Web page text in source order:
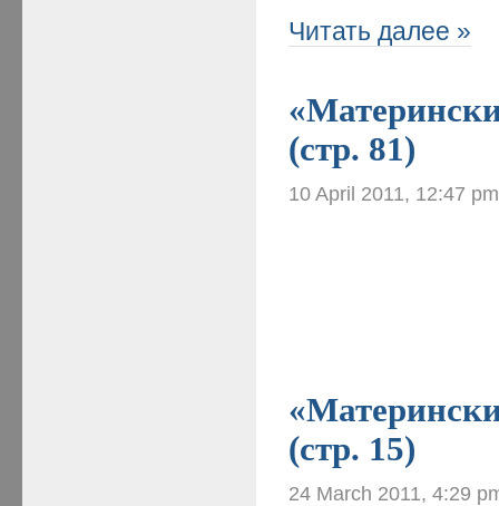
Читать далее »
(стр. 81)
10 April 2011, 12:47 pm
(стр. 15)
24 March 2011, 4:29